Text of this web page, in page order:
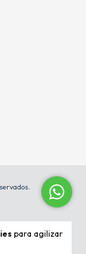
para agilizar